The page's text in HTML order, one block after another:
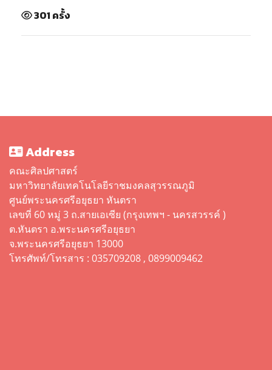
301 ครั้ง
Address
คณะศิลปศาสตร์
มหาวิทยาลัยเทคโนโลยีราชมงคลสุวรรณภูมิ
ศูนย์พระนครศรีอยุธยา หันตรา
เลขที่ 60 หมู่ 3 ถ.สายเอเซีย (กรุงเทพฯ - นครสวรรค์ )
ต.หันตรา อ.พระนครศรีอยุธยา
จ.พระนครศรีอยุธยา 13000
โทรศัพท์/โทรสาร : 035709208 , 0899009462